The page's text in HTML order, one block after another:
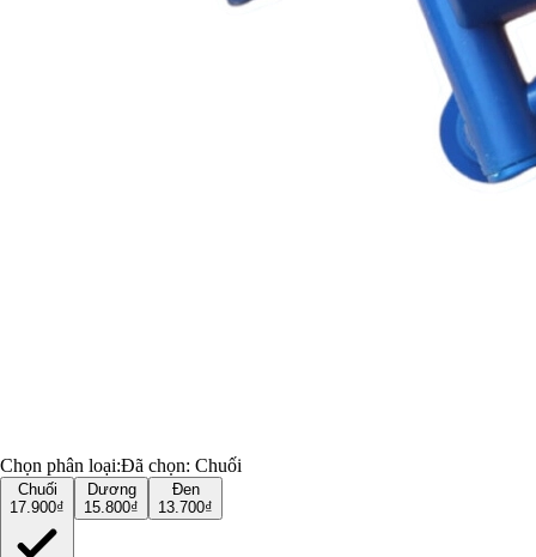
Chọn phân loại:Đã chọn: Chuối
Chuối
17.900₫
Dương
15.800₫
Đen
13.700₫